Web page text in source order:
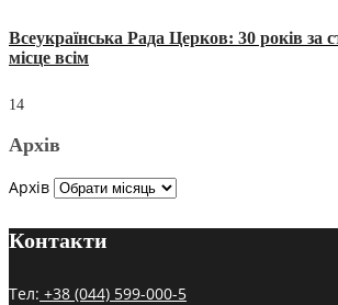
Всеукраїнська Рада Церков: 30 років за
місце всім
14
Архів
Архів
Контакти
Тел: +38 (044) 599-000-5